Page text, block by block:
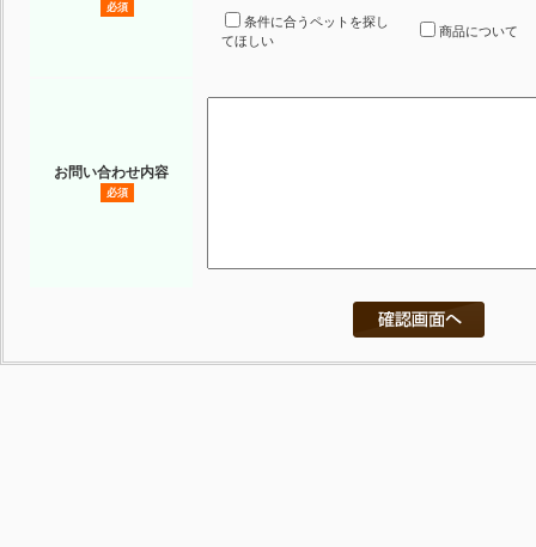
必須
条件に合うペットを探し
てほしい
商品について
お問い合わせ内容
必須